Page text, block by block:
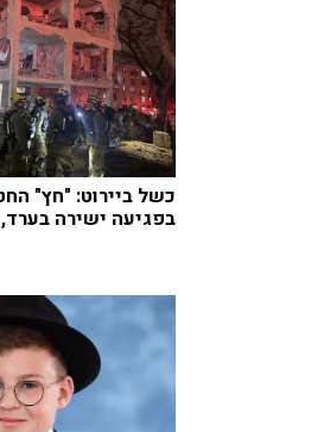
בפגיעה ישירה בערד, 10 קשה